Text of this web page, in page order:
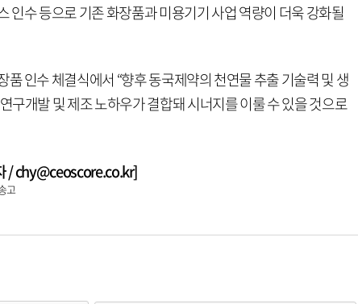
인수 등으로 기존 화장품과 미용기기 사업 역량이 더욱 강화될
인수 체결식에서 “향후 동국제약의 천연물 추출 기술력 및 생
구개발 및 제조 노하우가 결합돼 시너지를 이룰 수 있을 것으로
/ chy@ceoscore.co.kr]
고